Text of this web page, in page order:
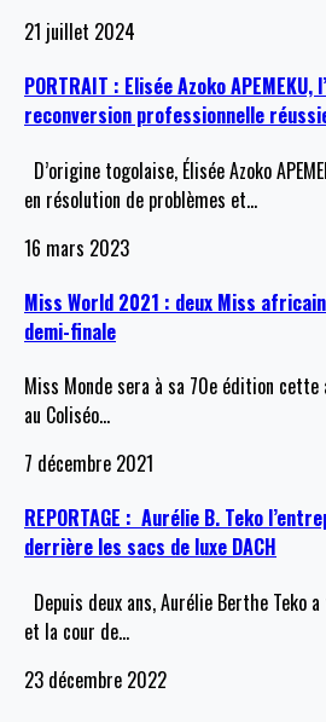
21 juillet 2024
PORTRAIT : Elisée Azoko APEMEKU,
reconversion professionnelle
D’origine togolaise, Élisée Azoko
en résolution de problèmes et…
16 mars 2023
Miss World 2021 : deux Miss
demi-finale
Miss Monde sera à sa 70e édition cette
au Coliséo…
7 décembre 2021
REPORTAGE : Aurélie B. Teko
derrière les sacs de luxe DACH
Depuis deux ans, Aurélie Berthe Teko
et la cour de…
23 décembre 2022